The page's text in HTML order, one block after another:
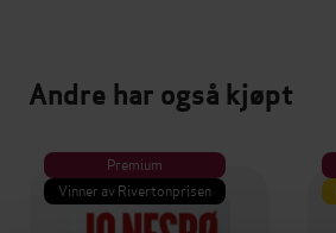
Andre har også kjøpt
Premium
Vinner av Rivertonprisen